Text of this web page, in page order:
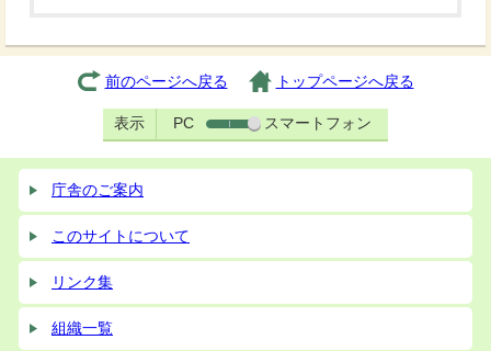
前のページへ戻る トップページへ戻る
表示 PC スマートフォン
庁舎のご案内
このサイトについて
リンク集
組織一覧